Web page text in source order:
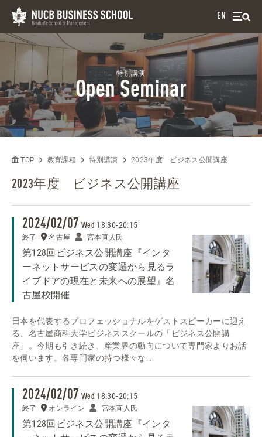
EN
特別講演
Open Seminar
TOP 教育課程 特別講演 2023年度 ビジネス公開講座
2023年度 ビジネス公開講座
2024/02/07 Wed 18:30-20:15
終了 名古屋 宮本直人氏
第128回ビジネス公開講座『インタ
ーネットサービスの変遷から見るラ
イブドアの現在と未来への展望』名
古屋校開催
日本を代表するプロフェッショナルをゲストスピーカーに迎え
る、名古屋商科大学ビジネススクールの「ビジネス公開講
座」。今期も引き続き、産業界の動向について専門家よりお話
を伺います。各専門家の持つ様々な...
2024/02/07 Wed 18:30-20:15
終了 オンライン 宮本直人氏
第128回ビジネス公開講座『インタ